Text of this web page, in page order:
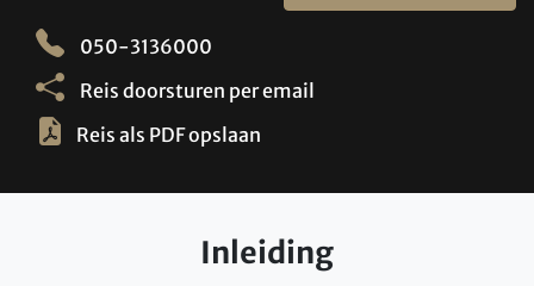
050-3136000
Reis doorsturen per email
Reis als PDF opslaan
Inleiding